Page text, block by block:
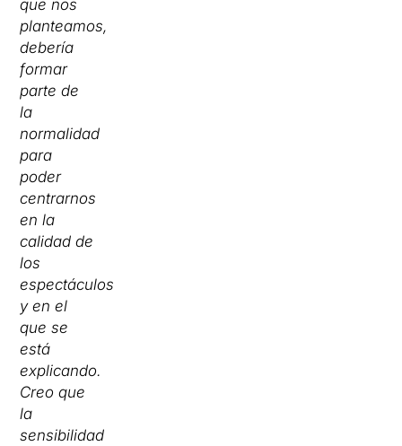
que nos
planteamos,
debería
formar
parte de
la
normalidad
para
poder
centrarnos
en la
calidad de
los
espectáculos
y en el
que se
está
explicando.
Creo que
la
sensibilidad